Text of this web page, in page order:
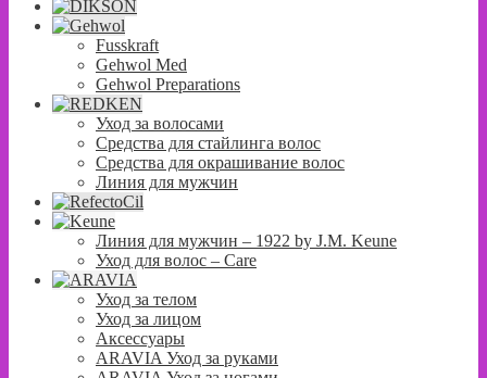
Fusskraft
Gehwol Med
Gehwol Preparations
Уход за волосами
Средства для стайлинга волос
Средства для окрашивание волос
Линия для мужчин
Линия для мужчин – 1922 by J.M. Keune
Уход для волос – Сare
Уход за телом
Уход за лицом
Аксессуары
ARAVIA Уход за руками